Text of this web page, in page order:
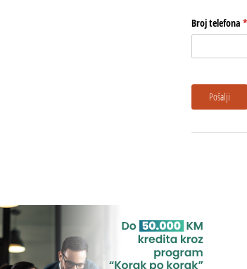
Broj telefona *
Pošalji